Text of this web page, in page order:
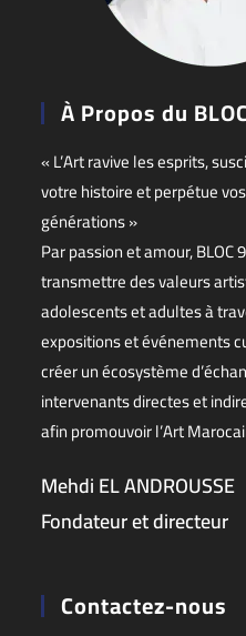
À Propos du
« L’Art ravive les esprits,
votre histoire et perpétue
générations »
Par passion et amour, BLOC
transmettre des valeurs
adolescents et adultes à
expositions et événements
créer un écosystème
intervenants directes et
afin promouvoir l’Art
Mehdi EL ANDROUSSE
Fondateur et directeur
Contactez-nous